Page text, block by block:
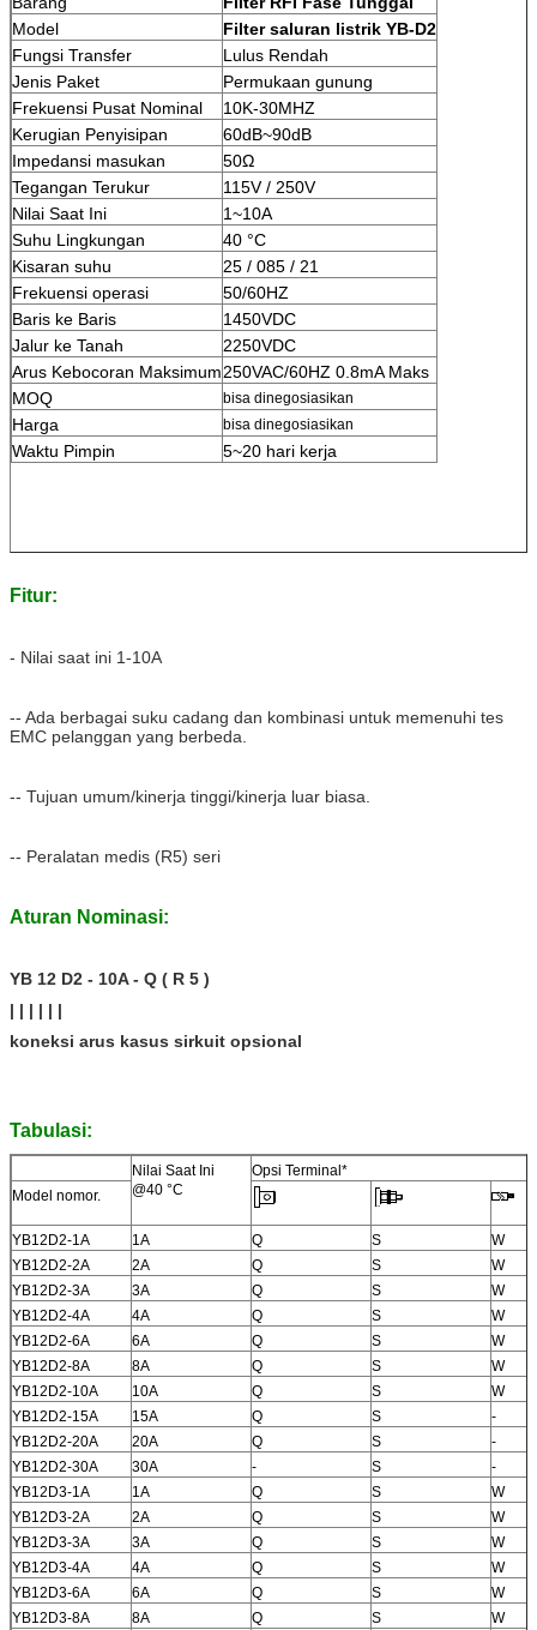
Model
Filter saluran listrik YB-D2
Fungsi Transfer
Lulus Rendah
Jenis Paket
Permukaan gunung
Frekuensi Pusat Nominal
10K-30MHZ
Kerugian Penyisipan
60dB~90dB
Impedansi masukan
50Ω
Tegangan Terukur
115V / 250V
Nilai Saat Ini
1~10A
Suhu Lingkungan
40 °C
Kisaran suhu
25 / 085 / 21
Frekuensi operasi
50/60HZ
Baris ke Baris
1450VDC
Jalur ke Tanah
2250VDC
Arus Kebocoran Maksimum250VAC/60HZ 0.8mA Maks
MOQ
bisa dinegosiasikan
Harga bisa dinegosiasikan
Waktu Pimpin 5~20 hari kerja
Fitur:
- Nilai saat ini 1-10A
-- Ada berbagai suku cadang dan kombinasi untuk memenuhi tes
EMC pelanggan yang berbeda.
-- Tujuan umum/kinerja tinggi/kinerja luar biasa.
-- Peralatan medis (R5) seri
Aturan Nominasi:
YB 12 D2 - 10A - Q ( R 5 )
| | | | | |
koneksi arus kasus sirkuit opsional
Tabulasi:
Nilai Saat Ini
@40 °C
Opsi Terminal*
Model nomor.
YB12D2-1A 1A Q S
W
YB12D2-2A
2A Q S
W
YB12D2-3A
3A Q S
W
YB12D2-4A
4A Q S
W
YB12D2-6A
6A Q S
W
YB12D2-8A
8A Q S
W
YB12D2-10A
10A Q S
W
YB12D2-15A
15A Q S
-
YB12D2-20A
20A Q S
-
YB12D2-30A
30A - S
-
YB12D3-1A
1A Q S
W
YB12D3-2A
2A Q S
W
YB12D3-3A
3A Q S
W
YB12D3-4A
4A Q S
W
YB12D3-6A
6A Q S
W
YB12D3-8A
8A Q S W